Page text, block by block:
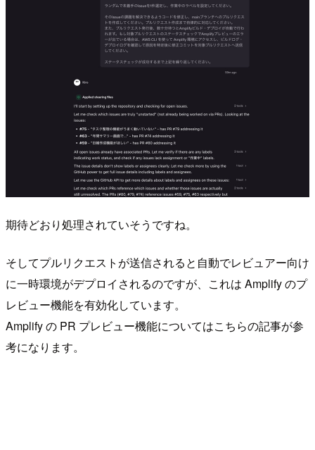
期待どおり処理されていそうですね。
そしてプルリクエストが送信されると自動でレビュアー向け
に一時環境がデプロイされるのですが、これは Amplify のプ
レビュー機能を有効化しています。
Amplify の PR プレビュー機能についてはこちらの記事が参
考になります。